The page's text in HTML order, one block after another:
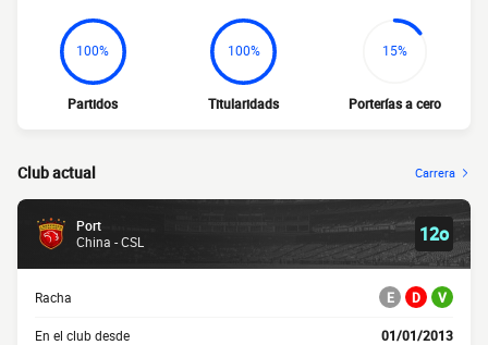
100%
Partidos
100%
Titularidads
15%
Porterías a cero
Club actual Carrera
Port
China - CSL
12o
Racha E D V
En el club desde 01/01/2013